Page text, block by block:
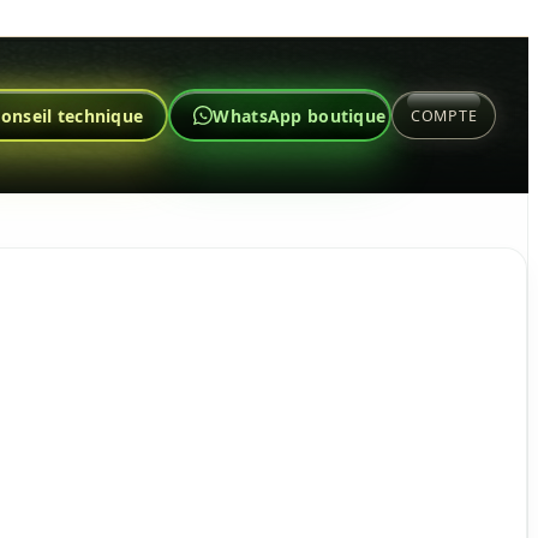
technique WhatsApp boutique COMPTE